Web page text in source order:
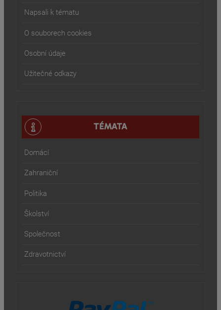
Napsali k tématu
O souborech cookies
Osobní údaje
Užitečné odkazy
TÉMATA
Domácí
Zahraniční
Politika
Školství
Společnost
Zdravotnictví